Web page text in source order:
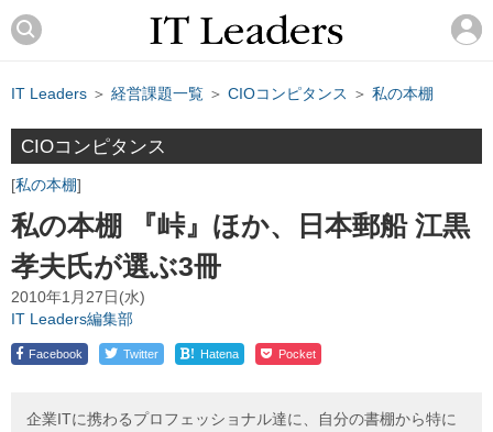
IT Leaders ＞ 経営課題一覧 ＞ CIOコンピタンス ＞ 私の本棚
CIOコンピタンス
私の本棚
私の本棚 『峠』ほか、日本郵船 江黒
孝夫氏が選ぶ3冊
2010年1月27日(水)
IT Leaders編集部
Facebook Twitter ! Hatena Pocket
企業ITに携わるプロフェッショナル達に、自分の書棚から特に